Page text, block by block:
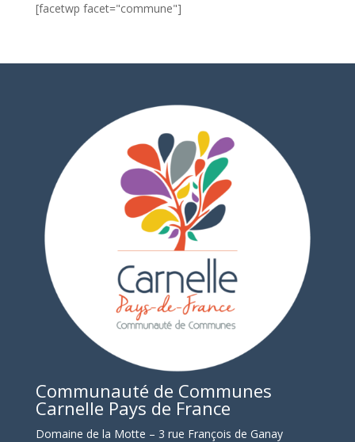
[facetwp facet="commune"]
Communauté de Communes
Carnelle Pays de France
Domaine de la Motte – 3 rue François de Ganay